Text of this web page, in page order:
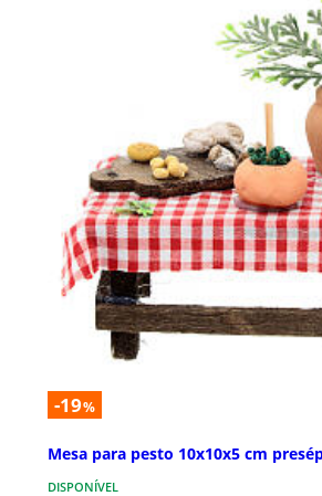
-19%
Mesa para pesto 10x10x5 cm
DISPONÍVEL